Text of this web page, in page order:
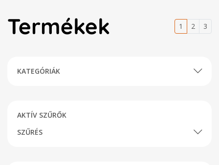
Termékek 1 2 3
KATEGÓRIÁK
AKTÍV SZŰRŐK
SZŰRÉS